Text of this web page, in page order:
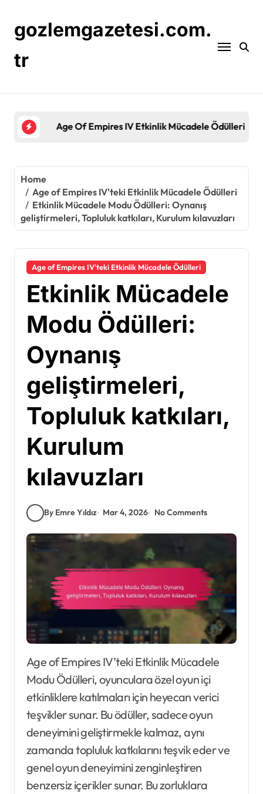
contentgozlemgazetesi.com.
tr
Age Of Empires IV Etkinlik Mücadele Ödülleri:
Home
Age of Empires IV'teki Etkinlik Mücadele Ödülleri
Etkinlik Mücadele Modu Ödülleri: Oynanış
geliştirmeleri, Topluluk katkıları, Kurulum kılavuzları
Age of Empires IV'teki Etkinlik Mücadele Ödülleri
Etkinlik Mücadele
Modu Ödülleri:
Oynanış
geliştirmeleri,
Topluluk katkıları,
Kurulum
kılavuzları
By Emre Yıldız Mar 4, 2026 No Comments
Age of Empires IV’teki Etkinlik Mücadele
Modu Ödülleri, oyunculara özel oyun içi
etkinliklere katılmaları için heyecan verici
teşvikler sunar. Bu ödüller, sadece oyun
deneyimini geliştirmekle kalmaz, aynı
zamanda topluluk katkılarını teşvik eder ve
genel oyun deneyimini zenginleştiren
benzersiz içerikler sunar. Bu zorluklara